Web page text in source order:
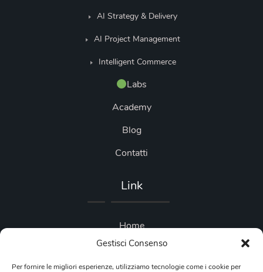
Gestisci Consenso
Per fornire le migliori esperienze, utilizziamo tecnologie come i cookie per
AI Strategy & Delivery
AI Project Management
Intelligent Commerce
Labs
Academy
Blog
Contatti
Link
Home
Blog